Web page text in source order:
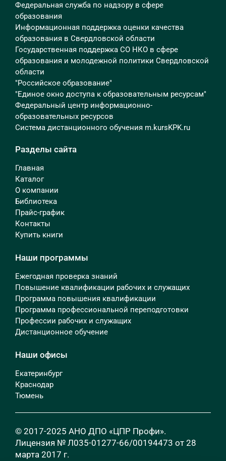
Федеральная служба по надзору в сфере
образования
Информационная поддержка оценки качества
образования в Свердловской области
Государственная поддержка СО НКО в сфере
образования и молодежной политики Свердловской
области
"Российское образование"
"Единое окно доступа к образовательным ресурсам"
Федеральный центр информационно-
образовательных ресурсов
Система дистанционного обучения m.kursKPK.ru
Разделы сайта
Главная
Каталог
О компании
Библиотека
Прайс-график
Контакты
Купить книги
Наши программы
Ежегодная проверка знаний
Повышение квалификации рабочих и служащих
Программа повышения квалификации
Программа профессиональной переподготовки
Профессии рабочих и служащих
Дистанционное обучение
Наши офисы
Екатеринбург
Краснодар
Тюмень
© 2017-2025 АНО ДПО «ЦПР Профи».
Лицензия № Л035-01277-66/00194473 от 28
марта 2017 г.